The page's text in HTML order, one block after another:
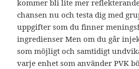
kommer bli lite mer
chansen nu och testa dig med
uppgifter som du finner
ingredienser Men om du går
som möjligt och samtidigt
varje enhet som använder PVK